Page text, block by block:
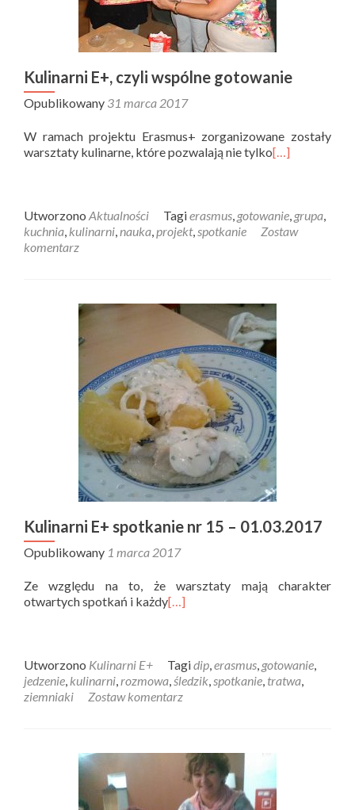
Kulinarni E+, czyli wspólne gotowanie
Opublikowany 31 marca 2017
W ramach projektu Erasmus+ zorganizowane zostały
warsztaty kulinarne, które pozwalają nie tylko[…]
Utworzono Aktualności Tagierasmus, gotowanie, grupa,
kuchnia, kulinarni,nauka,projekt,spotkanie
Zostaw
komentarz
Kulinarni E+ spotkanie nr 15 – 01.03.2017
Opublikowany 1 marca 2017
Ze względu na to, że warsztaty mają charakter
otwartych spotkań i każdy[…]
Utworzono Kulinarni E+ Tagidip,erasmus, gotowanie,
jedzenie, kulinarni,rozmowa,śledzik,spotkanie, tratwa,
ziemniaki
Zostaw komentarz